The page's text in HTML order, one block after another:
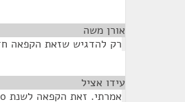
אורן משה
רק להדגיש שזאת הקפאה
עידו אציל